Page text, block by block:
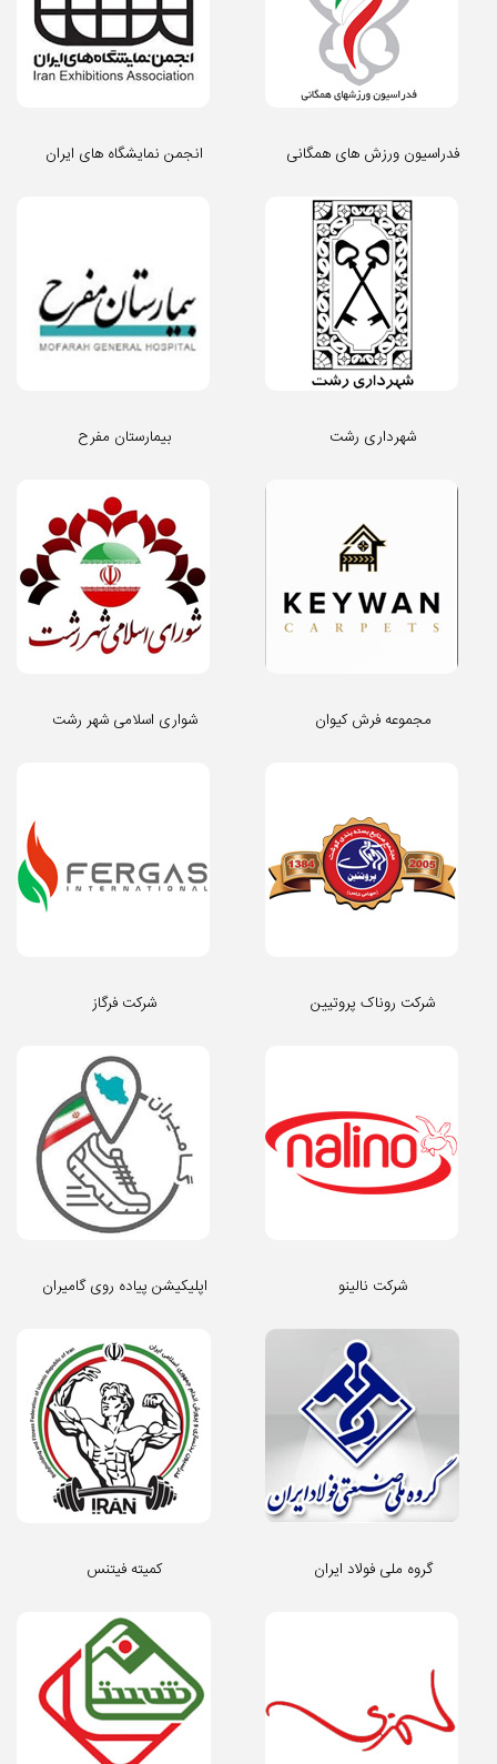
انجمن نمایشگاه های ایران فدراسیون ورزش های همگانی
بیمارستان مفرح شهرداری رشت
شواری اسلامی شهر رشت مجموعه فرش کیوان
شرکت فرگاز شرکت روناک پروتیین
اپلیکیشن پیاده روی گامیران شرکت نالینو
کمیته فیتنس گروه ملی فولاد ایران